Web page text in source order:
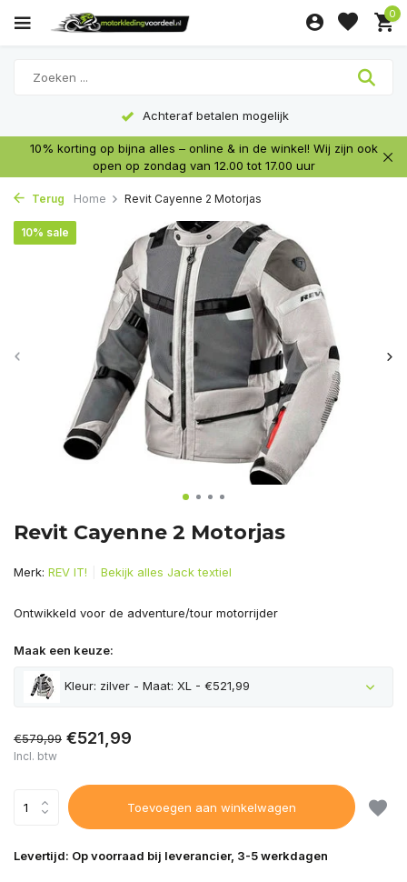
0
Achteraf betalen mogelijk
10% korting op bijna alles – online & in de winkel! Wij zijn ook
open op zondag van 12.00 tot 17.00 uur
Terug Home Revit Cayenne 2 Motorjas
Revit Cayenne 2 Motorjas
10% sale
Merk: REV IT! Bekijk alles Jack textiel
Ontwikkeld voor de adventure/tour motorrijder
Maak een keuze:
Kleur: zilver - Maat: XL - €521,99
€579,99 €521,99
Incl. btw
Toevoegen aan winkelwagen
Levertijd: Op voorraad bij leverancier, 3-5 werkdagen